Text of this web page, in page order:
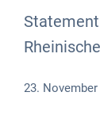
23. November